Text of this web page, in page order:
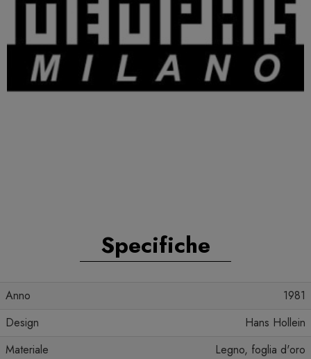
Specifiche
Anno
1981
Design
Hans Hollein
Materiale
Legno, foglia d'oro